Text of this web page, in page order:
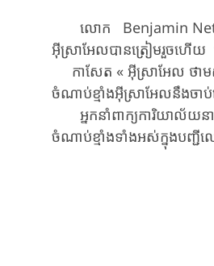
លោក ​​Benjamin
អ៊ីស្រាអែល​បាន​ត្រៀម​រួច​ហើ
កាសែត « ​អ៊ីស្រាអែល ថាម
ចំណាប់​ខ្មាំង​អ៊ីស្រាអែល​នឹង​​ចាប់
អ្នកនាំពាក្យ​ការិយាល័យ​នា
ចំណាប់​ខ្មាំង​ទាំងអស់​ក្នុង​​​បញ្ជី